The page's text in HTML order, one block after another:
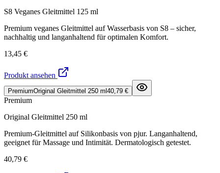
S8 Veganes Gleitmittel 125 ml
Premium veganes Gleitmittel auf Wasserbasis von S8 – sicher,
nachhaltig und langanhaltend für optimalen Komfort.
13,45 €
Produkt ansehen
PremiumOriginal Gleitmittel 250 ml 40,79 €
Premium
Original Gleitmittel 250 ml
Premium-Gleitmittel auf Silikonbasis von pjur. Langanhaltend,
geeignet für Massage und Intimität. Dermatologisch getestet.
40,79 €